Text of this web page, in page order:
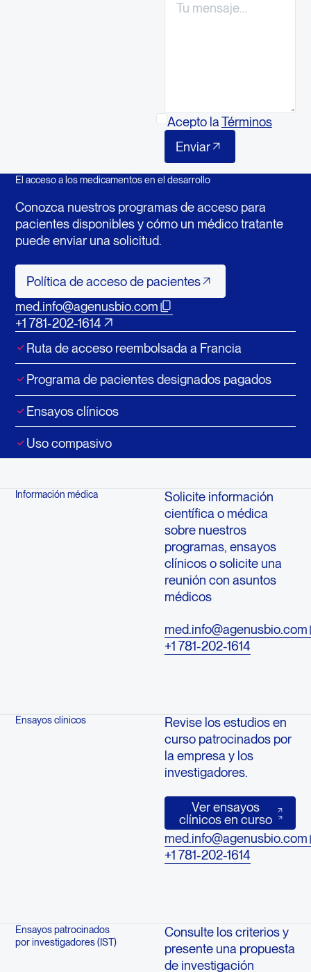
Acepto laTérminos
EnviarEnviar
Ruta de acceso reembolsada a Francia
Programa de pacientes designados pagados
Ensayos clínicos
Uso compasivo
El acceso a los medicamentos en el desarrollo
Conozca nuestros programas de acceso para
pacientes disponibles y cómo un médico tratante
puede enviar una solicitud.
Política de acceso de pacientes
Política de acceso de pacientes
med.info@agenusbio.com
+1 781-202-1614
Información médica
Solicite información
científica o médica
sobre nuestros
programas, ensayos
clínicos o solicite una
reunión con asuntos
médicos
med.info@agenusbio.com
+1 781-202-1614
Ensayos clínicos
Revise los estudios en
curso patrocinados por
la empresa y los
investigadores.
Ver ensayos
clínicos en curso
Ver ensayos
med.info@agenusbio.com
+1 781-202-1614
Ensayos patrocinados
por investigadores (IST)
Consulte los criterios y
presente una propuesta
de investigación